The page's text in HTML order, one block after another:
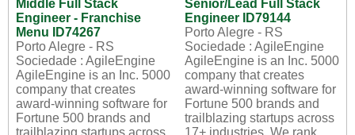
Middle Full Stack
Engineer - Franchise
Menu ID74267
Porto Alegre - RS
Sociedade : AgileEngine
AgileEngine is an Inc. 5000
company that creates
award-winning software for
Fortune 500 brands and
trailblazing startups across
Senior/Lead Full Stack
Engineer ID79144
Porto Alegre - RS
Sociedade : AgileEngine
AgileEngine is an Inc. 5000
company that creates
award-winning software for
Fortune 500 brands and
trailblazing startups across
17+ industries. We rank